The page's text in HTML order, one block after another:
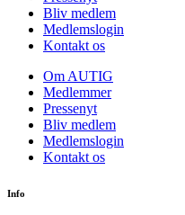
Bliv medlem
Medlemslogin
Kontakt os
Om AUTIG
Medlemmer
Pressenyt
Bliv medlem
Medlemslogin
Kontakt os
Info